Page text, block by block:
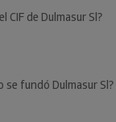
CIF de Dulmasur Sl?
se fundó Dulmasur Sl?